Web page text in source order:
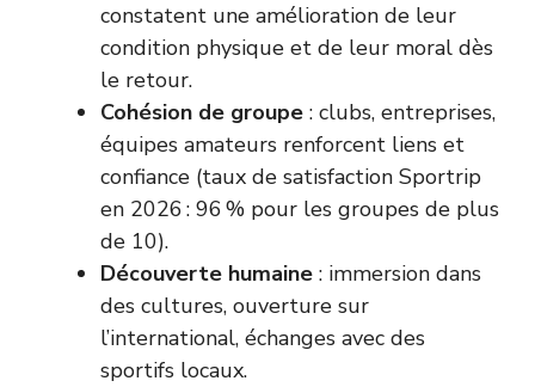
constatent une amélioration de leur
condition physique et de leur moral dès
le retour.
Cohésion de groupe : clubs, entreprises,
équipes amateurs renforcent liens et
confiance (taux de satisfaction Sportrip
en 2026 : 96 % pour les groupes de plus
de 10).
Découverte humaine : immersion dans
des cultures, ouverture sur
l’international, échanges avec des
sportifs locaux.